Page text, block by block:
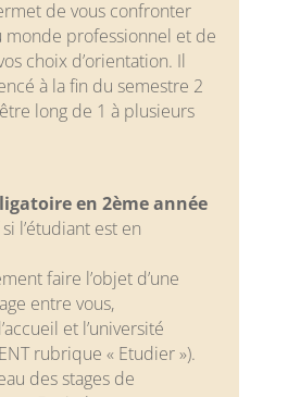
de vous confronter
monde professionnel et de
choix d’orientation. Il
à la fin du semestre 2
long de 1 à plusieurs
en 2ème année
l’étudiant est en
faire l’objet d’une
entre vous,
et l’université
rubrique « Etudier »).
des stages de